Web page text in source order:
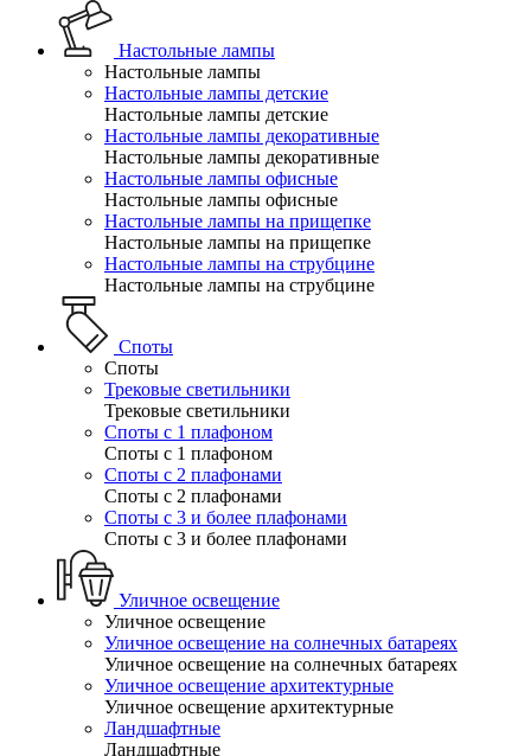
Настольные лампы
Настольные лампы
Настольные лампы детские
Настольные лампы детские
Настольные лампы декоративные
Настольные лампы декоративные
Настольные лампы офисные
Настольные лампы офисные
Настольные лампы на прищепке
Настольные лампы на прищепке
Настольные лампы на струбцине
Настольные лампы на струбцине
Споты
Споты
Трековые светильники
Трековые светильники
Споты с 1 плафоном
Споты с 1 плафоном
Споты с 2 плафонами
Споты с 2 плафонами
Споты с 3 и более плафонами
Споты с 3 и более плафонами
Уличное освещение
Уличное освещение
Уличное освещение на солнечных батареях
Уличное освещение на солнечных батареях
Уличное освещение архитектурные
Уличное освещение архитектурные
Ландшафтные
Ландшафтные